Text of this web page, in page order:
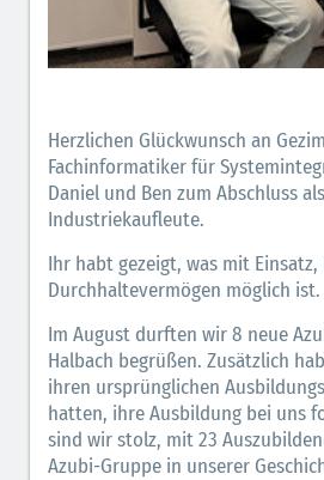
Herzlichen Glückwunsch an
Fachinformatiker für
Daniel und Ben zum Abschluss als
Industriekaufleute.
Ihr habt gezeigt, was mit Einsatz,
Durchhaltevermögen möglich ist.
Im August durften wir 8 neue
Halbach begrüßen. Zusätzlich
ihren ursprünglichen
hatten, ihre Ausbildung bei uns
sind wir stolz, mit 23
Azubi-Gruppe in unserer